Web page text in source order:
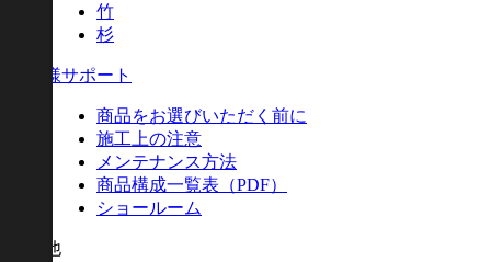
竹
杉
お客様サポート
商品をお選びいただく前に
施工上の注意
メンテナンス方法
商品構成一覧表（PDF）
ショールーム
その他